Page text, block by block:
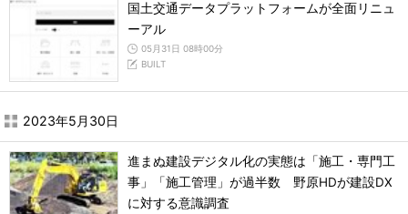
国土交通データプラットフォームが全面リニュ
ーアル
05月31日 08時00分
BUILT
2023年5月30日
進まぬ建設デジタル化の実態は「施工・専門工
事」「施工管理」が過半数 野原HDが建設DX
に対する意識調査